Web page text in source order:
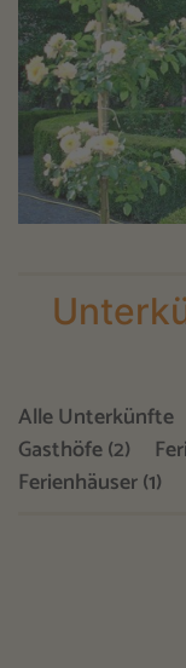
Alle Unterkünfte
Gasthöfe (2)
Ferienhäuser (1)